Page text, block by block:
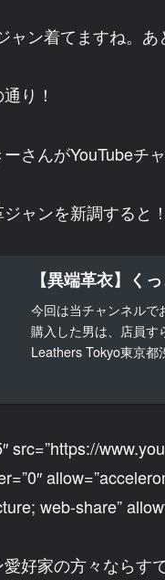
ャン着てますね。あ
り！
さんがYouTubeチ
ャンを新調すると
【異端革衣】く
今回は当チャンネルで
購入した男は、店員
Leathers Tokyo東京
src=”https://
web-share”
好家の方々ならす